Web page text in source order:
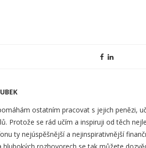
ostatním pracovat s jejich penězi,
Protože se rád učím a inspiruji od těch
ty nejúspěšnější a nejinspirativnější